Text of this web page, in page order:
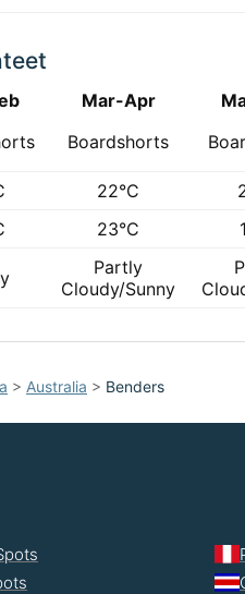
Mar-Apr
Boardshorts
22°C
23°C
Partly
Cloudy/Sunny
> Australia > Benders